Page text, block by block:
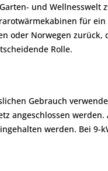
und Wellnesswelt
für
oder Norwegen
Rolle.
Gebrauch
angeschlossen werden.
werden. Bei 9-